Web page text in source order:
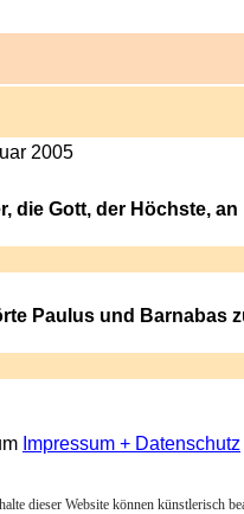
2005
die Gott, der Höchste, an
Paulus und Barnabas
Impressum + Datenschutz
dieser Website können künstlerisch